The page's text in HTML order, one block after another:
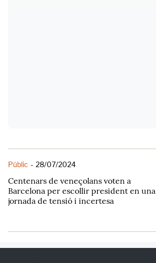
Públic - 28/07/2024
Centenars de veneçolans voten a
Barcelona per escollir president en una
jornada de tensió i incertesa